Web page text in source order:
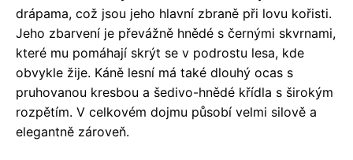
drápama, což jsou jeho hlavní zbraně při lovu kořisti.
Jeho zbarvení je převážně hnědé s černými skvrnami,
které mu pomáhají skrýt se v podrostu lesa, kde
obvykle žije. Káně lesní má také dlouhý ocas s
pruhovanou kresbou a šedivo-hnědé křídla s širokým
rozpětím. V celkovém dojmu působí velmi silově a
elegantně zároveň.